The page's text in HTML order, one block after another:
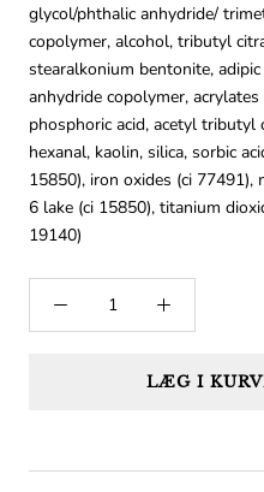
glycol/phthalic anhydride/
copolymer, alcohol, tributyl
stearalkonium bentonite,
anhydride copolymer,
phosphoric acid, acetyl tributyl
hexanal, kaolin, silica, sorbic
15850), iron oxides (ci 77491),
6 lake (ci 15850), titanium
19140)
LÆG I